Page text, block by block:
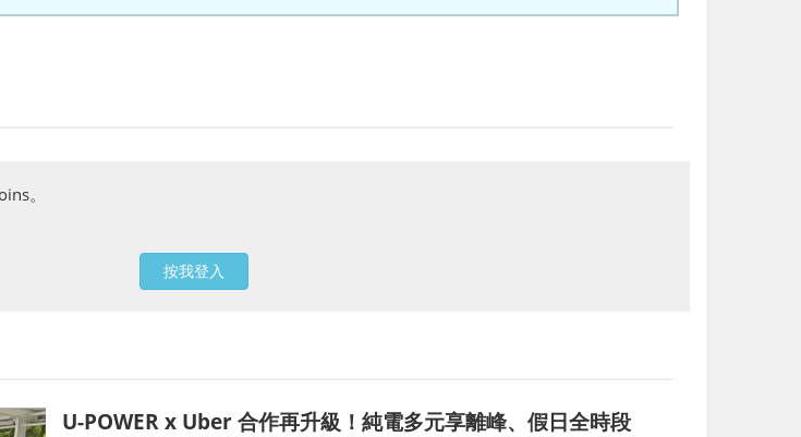
。
按我登入
U-POWER x Uber 合作再升級！純電多元享離峰、假日全時段